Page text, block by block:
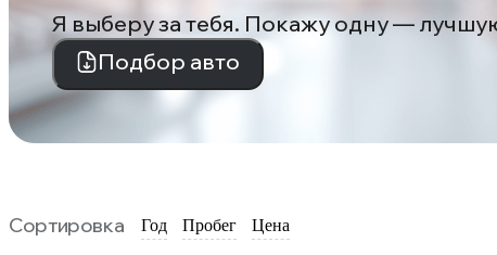
Я выберу за тебя. Покажу одну —
Подбор авто
Сортировка Год Пробег Цена